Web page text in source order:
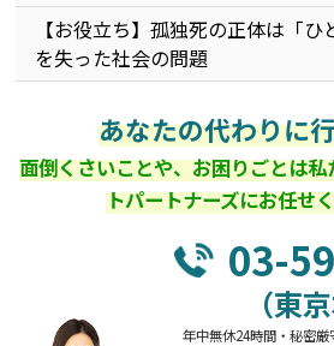
【お役立ち】孤独死の正体は「
を失った社会の問題
あなたの代わりに
面倒くさいことや、お困りごとは
トパートナーズにお任せ
03-
（東
年中無休24時間・秘密